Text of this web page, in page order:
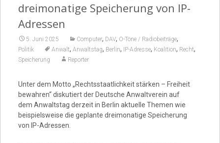
dreimonatige Speicherung von IP-
Adressen
5. Juni 2025 Computer, DAV, O-Töne / Radiobeiträge,
Politik Anwalt, Anwaltstag, Berlin, IP-Adresse, Koalition, Recht,
Speicherung Reporter
Unter dem Motto „Rechtsstaatlichkeit stärken – Freiheit
bewahren“ diskutiert der Deutsche Anwaltverein auf
dem Anwaltstag derzeit in Berlin aktuelle Themen wie
beispielsweise die geplante dreimonatige Speicherung
von IP-Adressen.